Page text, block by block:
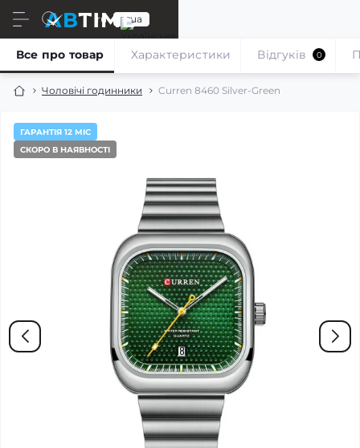
ru ua
Чоловічі годинники Curren 8460 Silver-Green
Все про товар Характеристики Відгуків 0
ГАРАНТІЯ 12 МІС
СКОРО В НАЯВНОСТІ